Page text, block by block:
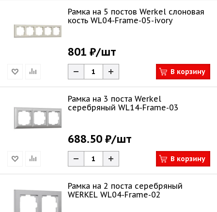
Рамка на 5 постов Werkel слоновая
кость WL04-Frame-05-ivory
801 ₽/шт
В корзину
Рамка на 3 поста Werkel
серебряный WL14-Frame-03
688.50 ₽/шт
В корзину
Рамка на 2 поста серебряный
WERKEL WL04-Frame-02